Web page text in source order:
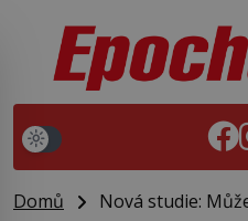
Domů Nová studie: